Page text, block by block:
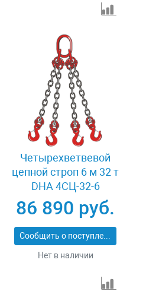
Четырехветвевой
цепной строп 6 м 32 т
DHA 4СЦ-32-6
86 890 руб.
Сообщить о поступлении
Нет в наличии